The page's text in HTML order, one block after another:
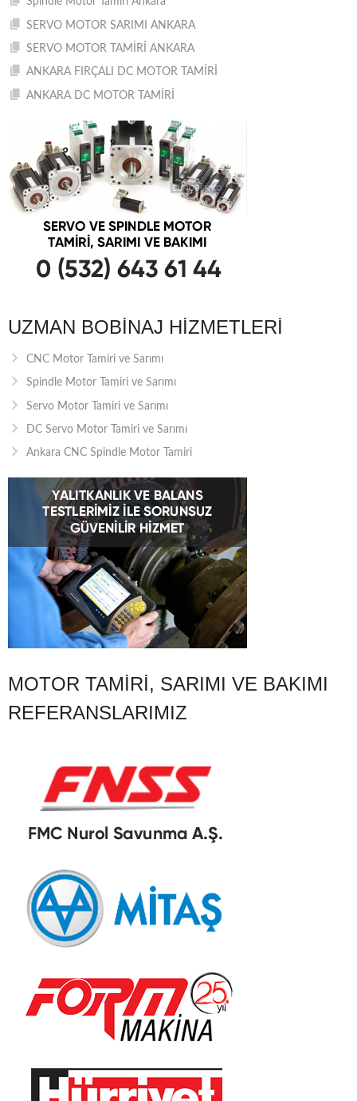
SERVO MOTOR SARIMI ANKARA
SERVO MOTOR TAMİRİ ANKARA
ANKARA FIRÇALI DC MOTOR TAMİRİ
ANKARA DC MOTOR TAMİRİ
UZMAN BOBINAJ HIZMETLERI
CNC Motor Tamiri ve Sarımı
Spindle Motor Tamiri ve Sarımı
Servo Motor Tamiri ve Sarımı
DC Servo Motor Tamiri ve Sarımı
Ankara CNC Spindle Motor Tamiri
MOTOR TAMIRI, SARIMI VE BAKIMI
REFERANSLARIMIZ